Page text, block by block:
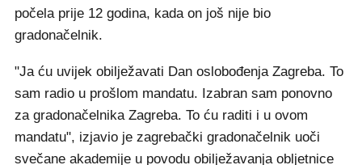
počela prije 12 godina, kada on još nije bio
gradonačelnik.
"Ja ću uvijek obilježavati Dan oslobođenja Zagreba. To
sam radio u prošlom mandatu. Izabran sam ponovno
za gradonačelnika Zagreba. To ću raditi i u ovom
mandatu", izjavio je zagrebački gradonačelnik uoči
svečane akademije u povodu obilježavanja obljetnice